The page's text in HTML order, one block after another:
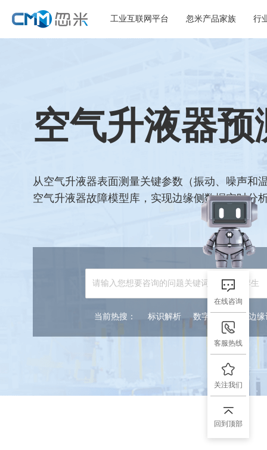
工业互联网平台 忽米产品家族 行
空气升液器预
从空气升液器表面测量关键参数（振动、噪声和
空气升液器故障模型库，实现边缘侧数据实时分
当前热搜： 标识解析 数字孪生 5G边
在线咨询
客服热线
关注我们
回到顶部